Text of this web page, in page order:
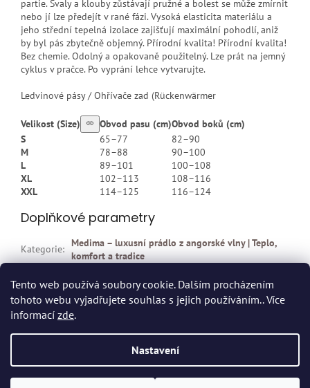
Tento web používá soubory cookie. Dalším procházením
tohoto webu vyjadřujete souhlas s jejich používáním.. Více
informací zde.
Nastavení
partie. Svaly a klouby zůstávají pružné a bolest se může zmírnit
nebo jí lze předejít v rané fázi. Vysoká elasticita materiálu a
jeho střední tepelná izolace zajišťují maximální pohodlí, aniž
by byl pás zbytečně objemný. Přírodní kvalita! Přírodní kvalita!
Bez chemie. Odolný a opakovaně použitelný. Lze prát na jemný
cyklus v pračce. Po vyprání lehce vytvarujte.
Ledvinové pásy / Ohřívače zad (Rückenwärmer
Velikost (Size) Obvod pasu (cm)Obvod boků (cm)
S
65–77
82–90
M
78–88
90–100
L
89–101
100–108
XL
102–113
108–116
XXL
114–125 116–124
Doplňkové parametry
Kategorie: Medima – luxusní prádlo z angorské vlny | Teplo,
komfort a tradice
Dvort.cz - Zdravotnické potřeby